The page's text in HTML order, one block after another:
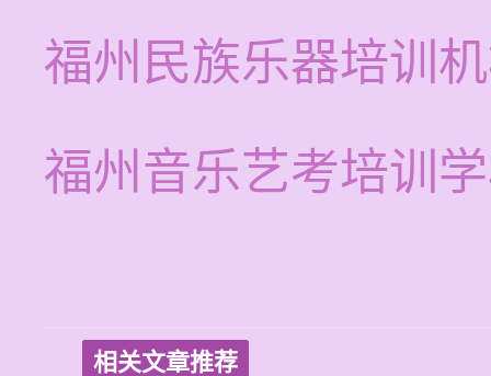
福州民族乐器培训
福州音乐艺考培训
相关文章推荐